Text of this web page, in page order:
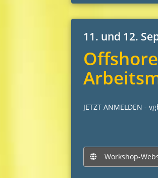
11. und 12.
JETZT ANMELDEN -
Workshop-